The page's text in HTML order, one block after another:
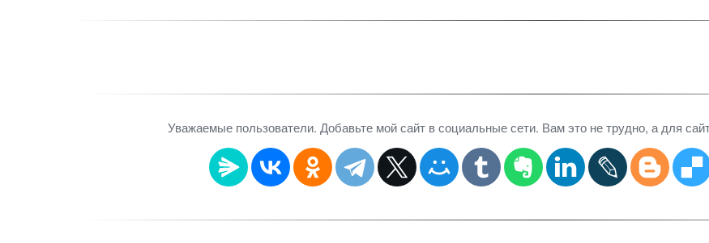
Уважаемые пользователи. Добавьте мой сайт в социальные сети. Вам это не трудно, а для